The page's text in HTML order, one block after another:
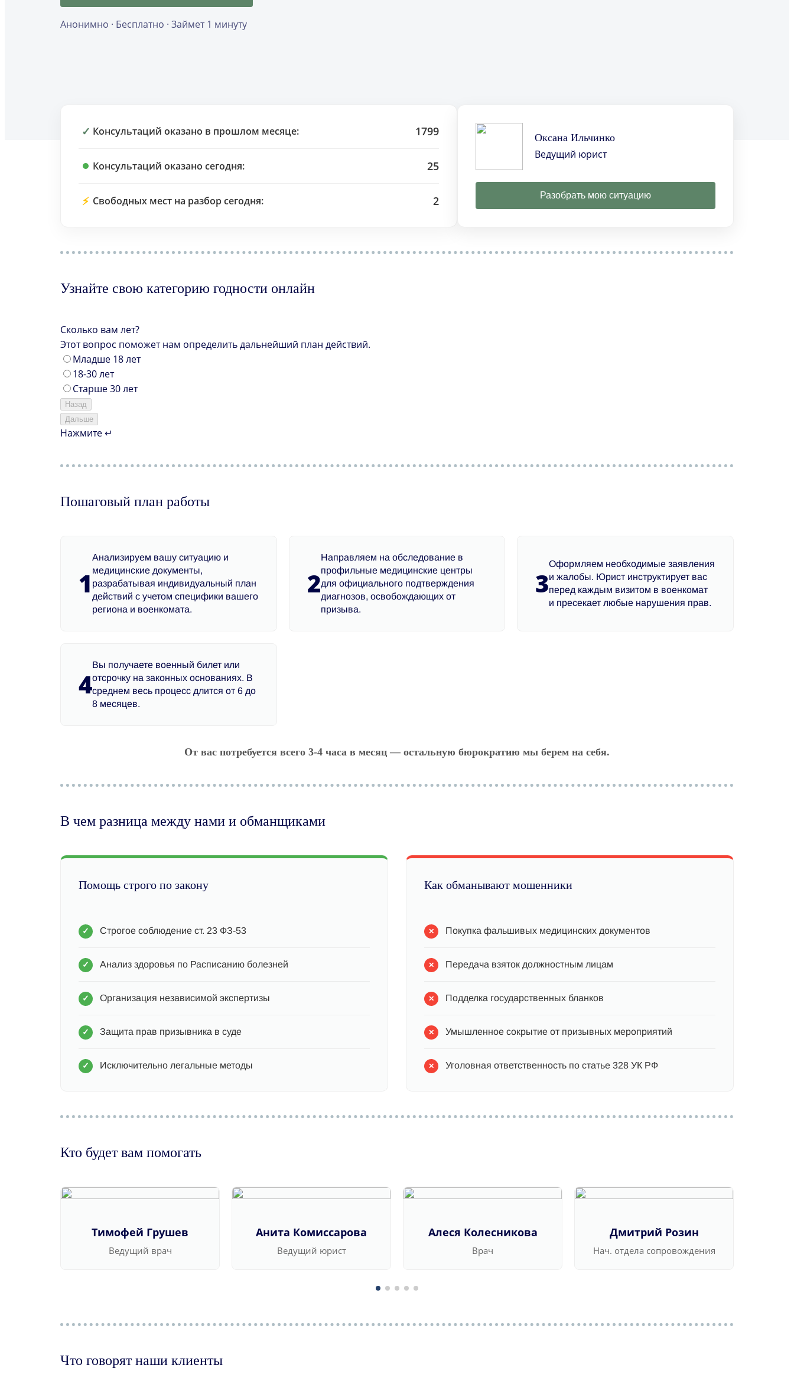
Анонимно · Бесплатно · Займет 1 минуту
✓ Консультаций оказано в прошлом месяце: 1799
Консультаций оказано сегодня: 25
⚡ Свободных мест на разбор сегодня: 2
Оксана Ильчинко
Ведущий юрист
Разобрать мою ситуацию
Узнайте свою категорию годности онлайн
Сколько вам лет?
Этот вопрос поможет нам определить дальнейший план действий.
Младше 18 лет
18-30 лет
Старше 30 лет
Назад
Дальше
Нажмите ↵
Пошаговый план работы
1
Анализируем вашу ситуацию и
медицинские документы,
разрабатывая индивидуальный план
действий с учетом специфики вашего
региона и военкомата.
2
Направляем на обследование в
профильные медицинские центры
для официального подтверждения
диагнозов, освобождающих от
призыва.
3
Оформляем необходимые заявления
и жалобы. Юрист инструктирует вас
перед каждым визитом в военкомат
и пресекает любые нарушения прав.
4
Вы получаете военный билет или
отсрочку на законных основаниях. В
среднем весь процесс длится от 6 до
8 месяцев.
От вас потребуется всего 3-4 часа в месяц — остальную бюрократию мы берем на себя.
В чем разница между нами и обманщиками
Помощь строго по закону
Строгое соблюдение ст. 23 ФЗ-53
Анализ здоровья по Расписанию болезней
Организация независимой экспертизы
Защита прав призывника в суде
Исключительно легальные методы
Как обманывают мошенники
Покупка фальшивых медицинских документов
Передача взяток должностным лицам
Подделка государственных бланков
Умышленное сокрытие от призывных мероприятий
Уголовная ответственность по статье 328 УК РФ
Кто будет вам помогать
Тимофей Грушев
Ведущий врач
Анита Комиссарова
Ведущий юрист
Алеся Колесникова
Врач
Дмитрий Розин
Нач. отдела сопровождения
Что говорят наши клиенты